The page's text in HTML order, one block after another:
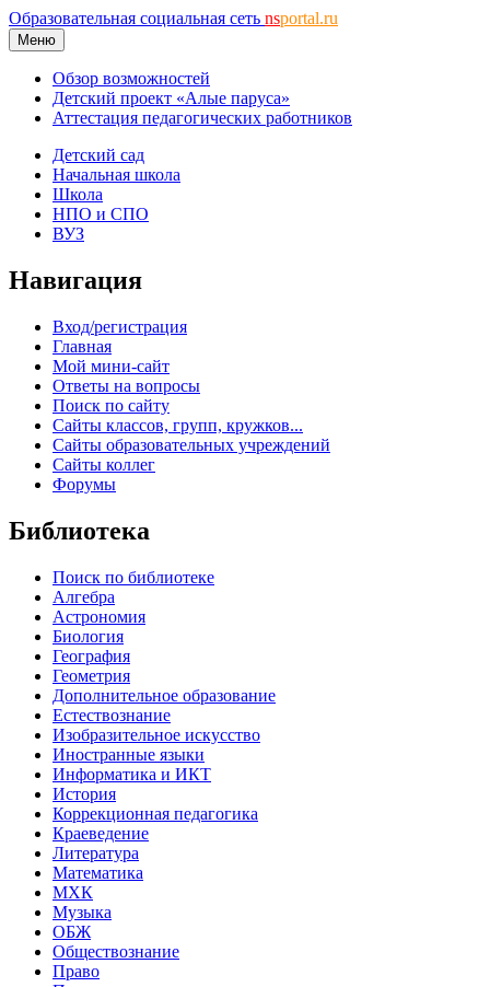
Образовательная социальная сеть nsportal.ru
Меню
Обзор возможностей
Детский проект «Алые паруса»
Аттестация педагогических работников
Детский сад
Начальная школа
Школа
НПО и СПО
ВУЗ
Навигация
Вход/регистрация
Главная
Мой мини-сайт
Ответы на вопросы
Поиск по сайту
Сайты классов, групп, кружков...
Сайты образовательных учреждений
Сайты коллег
Форумы
Библиотека
Поиск по библиотеке
Алгебра
Астрономия
Биология
География
Геометрия
Дополнительное образование
Естествознание
Изобразительное искусство
Иностранные языки
Информатика и ИКТ
История
Коррекционная педагогика
Краеведение
Литература
Математика
МХК
Музыка
ОБЖ
Обществознание
Право